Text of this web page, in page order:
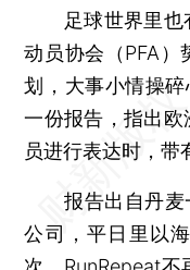
足球世界里也
动员协会（PFA
划，大事小情操
一份报告，指出
员进行表达时，带
报告出自丹麦
公司，平日里以